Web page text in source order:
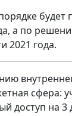
а по
2021 года.
сфера:
доступ на 3